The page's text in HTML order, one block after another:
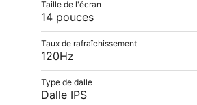
Taille de l'écran
14 pouces
Taux de rafraîchissement
120Hz
Type de dalle
Dalle IPS